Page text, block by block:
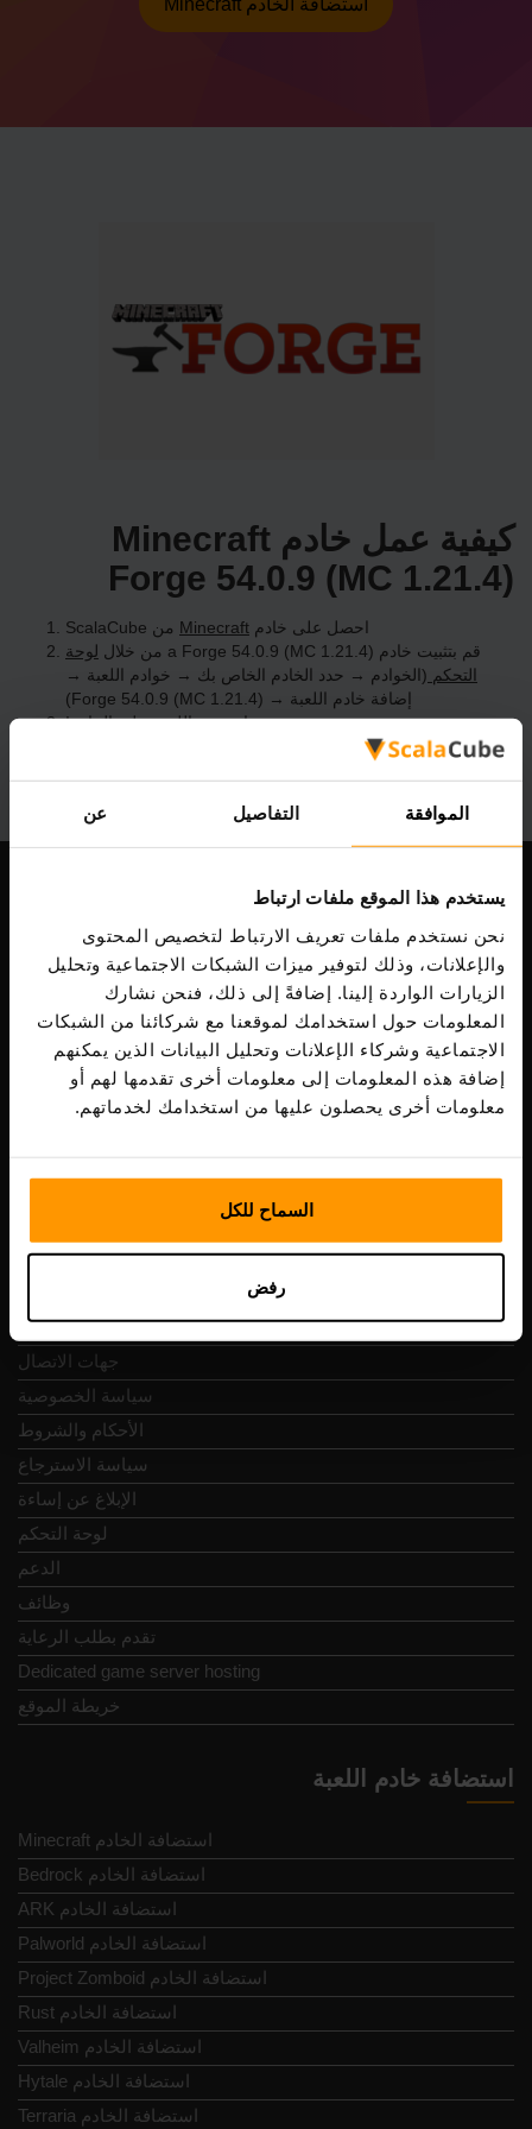
الموافقة التفاصيل عن
يستخدم هذا الموقع ملفات ارتباط
نحن نستخدم ملفات تعريف الارتباط لتخصيص المحتوى
والإعلانات، وذلك لتوفير ميزات الشبكات الاجتماعية وتحليل
الزيارات الواردة إلينا. إضافةً إلى ذلك، فنحن نشارك
المعلومات حول استخدامك لموقعنا مع شركائنا من الشبكات
الاجتماعية وشركاء الإعلانات وتحليل البيانات الذين يمكنهم
إضافة هذه المعلومات إلى معلومات أخرى تقدمها لهم أو
معلومات أخرى يحصلون عليها من استخدامك لخدماتهم.
السماح للكل
رفض
Minecraft استضافة الخادم
كيفية عمل خادم Minecraft
Forge 54.0.9 (MC 1.21.4)
احصل على خادم Minecraft من ScalaCube
قم بتثبيت خادم a Forge 54.0.9 (MC 1.21.4) من خلال
لوحة
التحكم (الخوادم → حدد الخادم الخاص بك → خوادم اللعبة →
إضافة خادم اللعبة → Forge 54.0.9 (MC 1.21.4))
استمتع باللعب على الخادم!
شركتنا
Scalable Hosting Solutions OÜ
رمز التسجيل: 14652605
ضريبة الشراء: EE102133820
عنوان: Harju maakond, Tallinn, Kesklinna linnaosa,
Vesivärava tn 50-201, 10152
التنقل السريع
المراجعات
جهات الاتصال
سياسة الخصوصية
الأحكام والشروط
سياسة الاسترجاع
الإبلاغ عن إساءة
لوحة التحكم
الدعم
وظائف
تقدم بطلب الرعاية
Dedicated game server hosting
خريطة الموقع
استضافة خادم اللعبة
Minecraft استضافة الخادم
Bedrock استضافة الخادم
ARK استضافة الخادم
Palworld استضافة الخادم
Project Zomboid استضافة الخادم
Rust استضافة الخادم
Valheim استضافة الخادم
Hytale استضافة الخادم
Terraria استضافة الخادم